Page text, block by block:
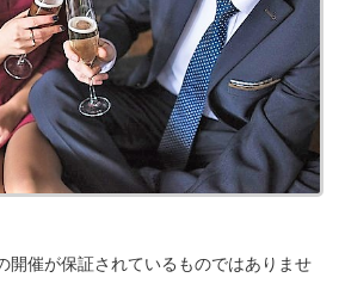
開催が保証されているものではありませ